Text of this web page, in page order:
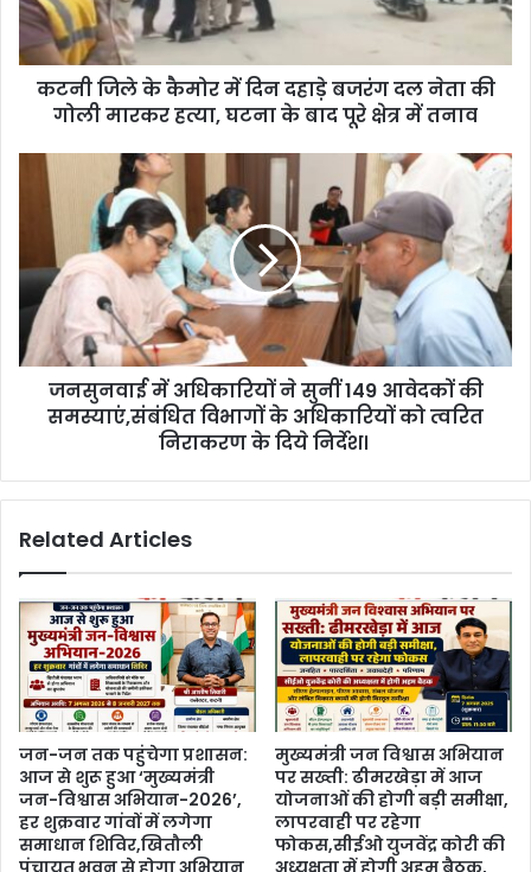
l
d
कटनी जिले के कैमोर में दिन दहाड़े बजरंग दल नेता की
गोली मारकर हत्या, घटना के बाद पूरे क्षेत्र में तनाव
जनसुनवाई में अधिकारियों ने सुनीं 149 आवेदकों की
समस्याएं,संबंधित विभागों के अधिकारियों को त्वरित
निराकरण के दिये निर्देश।
Related Articles
जन-जन तक पहुंचेगा प्रशासन:
आज से शुरू हुआ ‘मुख्यमंत्री
जन-विश्वास अभियान-2026’,
हर शुक्रवार गांवों में लगेगा
समाधान शिविर,खितौली
पंचायत भवन से होगा अभियान
मुख्यमंत्री जन विश्वास अभियान
पर सख्ती: ढीमरखेड़ा में आज
योजनाओं की होगी बड़ी समीक्षा,
लापरवाही पर रहेगा
फोकस,सीईओ युजवेंद्र कोरी की
अध्यक्षता में होगी अहम बैठक,